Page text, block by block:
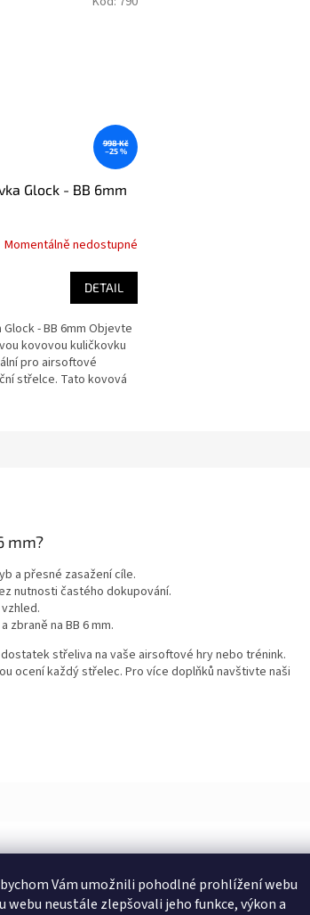
Vám umožnili pohodlné prohlížení webu
webu neustále zlepšovali jeho funkce, výkon a
998 Kč
–25 %
Glock - BB 6mm
Momentálně nedostupné
DETAIL
- BB 6mm Objevte
kovovou kuličkovku
pro airsoftové
střelce. Tato kovová
mm?
a přesné zasažení cíle.
nutnosti častého dokupování.
zbraně na BB 6 mm.
střeliva na vaše airsoftové hry nebo trénink.
ocení každý střelec. Pro více doplňků navštivte naši